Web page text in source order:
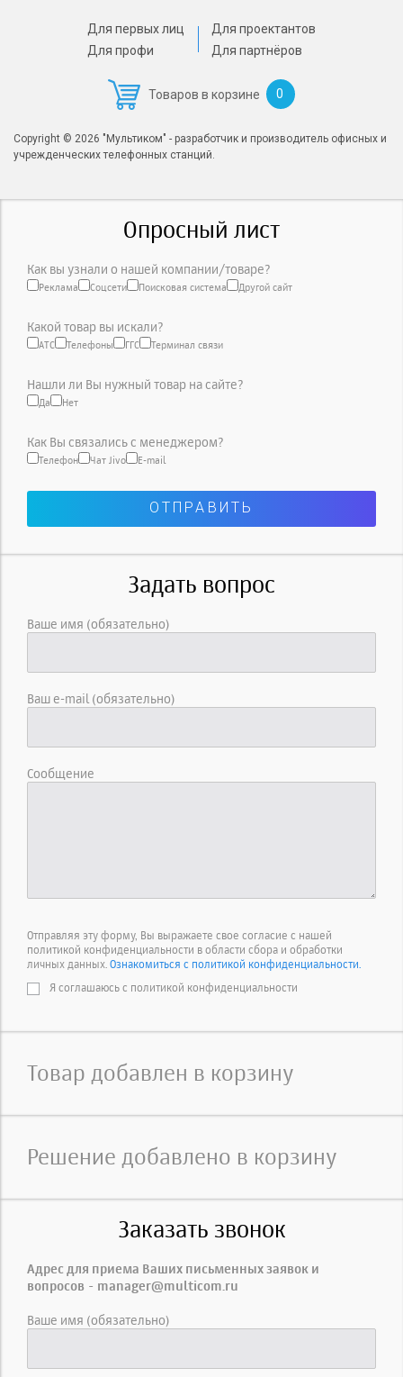
Для первых лиц
Для профи
Для проектантов
Для партнёров
Товаров в корзине 0
Copyright © 2026 "Мультиком" - разработчик и производитель офисных и
учрежденческих телефонных станций.
Опросный лист
Как вы узнали о нашей компании/товаре?
Реклама Соцсети Поисковая система Другой сайт
Какой товар вы искали?
АТС Телефоны ГГС Терминал связи
Нашли ли Вы нужный товар на сайте?
Да Нет
Как Вы связались с менеджером?
Телефон Чат Jivo E-mail
Задать вопрос
Ваше имя (обязательно)
Ваш e-mail (обязательно)
Сообщение
Отправляя эту форму, Вы выражаете свое согласие с нашей
политикой конфиденциальности в области сбора и обработки
личных данных. Ознакомиться с политикой конфиденциальности.
Я соглашаюсь с политикой конфиденциальности
Товар добавлен в корзину
Решение добавлено в корзину
Заказать звонок
Адрес для приема Ваших письменных заявок и
вопросов - manager@multicom.ru
Ваше имя (обязательно)